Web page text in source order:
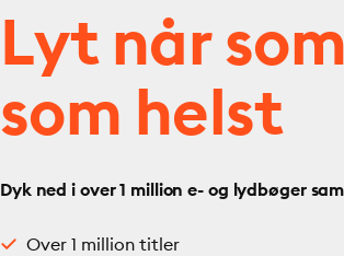
Lyt når
som helst
Dyk ned i over 1 million e- og lydbøger
Over 1 million titler